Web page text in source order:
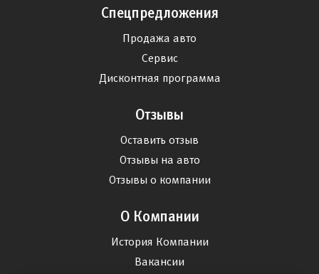
Спецпредложения
Продажа авто
Сервис
Дисконтная программа
Отзывы
Оставить отзыв
Отзывы на авто
Отзывы о компании
О Компании
История Компании
Вакансии